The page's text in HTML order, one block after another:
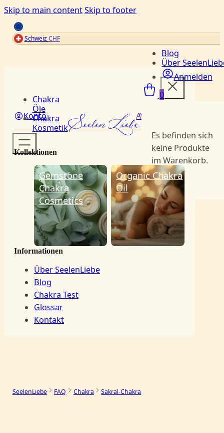
Skip to main contentSkip to footer
SchweizCHF
Chakra
Öle
Chakra
Kosmetik
Blog
Über
Anmelden
0
Es befinden sich
keine Produkte
im Warenkorb.
Konto Anmelden
Kollektionen
Gemstone
Chakra
Cosmetics
Organic Chakra
Oil
Informationen
Über SeelenLiebe
Blog
Chakra Test
Glossar
Kontakt
SeelenLiebe FAQ Chakra Sakral-Chakra